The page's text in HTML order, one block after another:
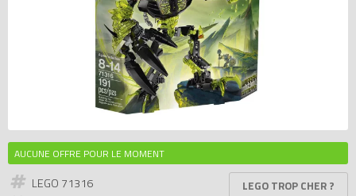
DERNIERS LEGO AJOUTÉS
AUCUNE OFFRE POUR LE MOMENT
LEGO 71316
LEGO TROP CHER ?